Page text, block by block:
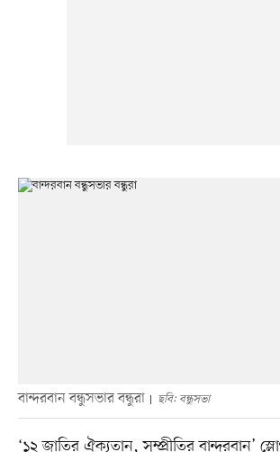
বান্দরবান বন্ধুসভার বন্ধুরা ছবি: বন্ধুসভা
‘১২ জাতির ঐক্যতান, সম্প্রীতির বান্দরবান’